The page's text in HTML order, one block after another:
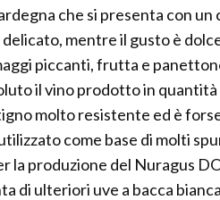
che si presenta con
mentre il gusto è
piccanti, frutta e
il vino prodotto in
molto resistente ed è
come base di molti
la produzione del Nuragus
di ulteriori uve a bacca